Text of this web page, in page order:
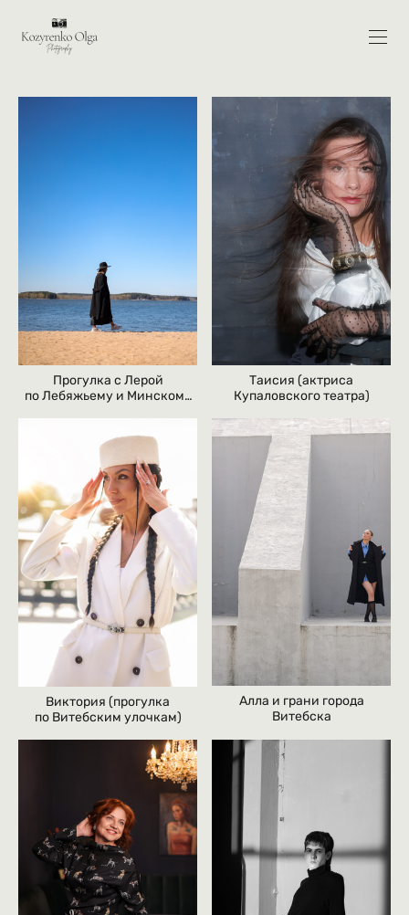
Прогулка с Лерой
по Лебяжьему и Минскому
Таисия (актриса
Купаловского театра)
Виктория (прогулка
по Витебским улочкам)
Алла и грани города
Витебска